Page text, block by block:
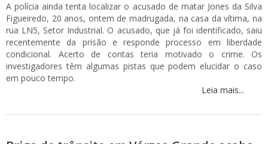
A polícia ainda tenta localizar o acusado de matar Jones da Silva
Figueiredo, 20 anos, ontem de madrugada, na casa da vítima, na
rua LN5, Setor Industrial. O acusado, que já foi identificado, saiu
recentemente da prisão e responde processo em liberdade
condicional. Acerto de contas teria motivado o crime. Os
investigadores têm algumas pistas que podem elucidar o caso
em pouco tempo.
Leia mais...